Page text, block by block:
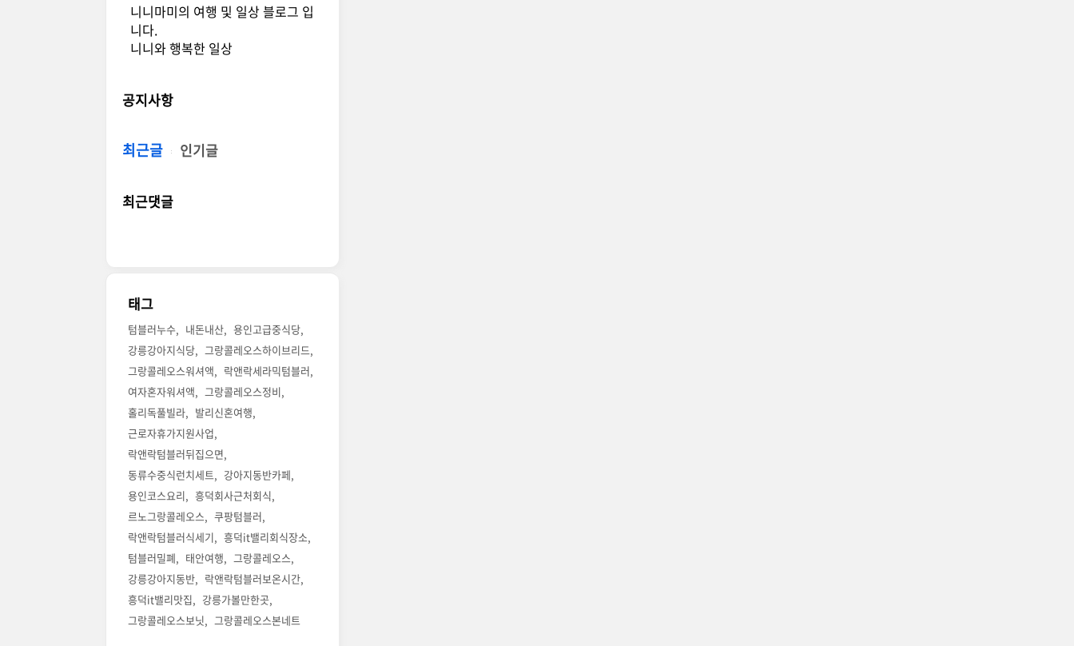
니니마미의 여행 및 일상 블로그 입
니다.
니니와 행복한 일상
공지사항
최근글 인기글
최근댓글
태그
텀블러누수 내돈내산
용인고급중식당
강릉강아지식당
그랑콜레오스하이브리드
그랑콜레오스워셔액
락앤락세라믹텀블러
여자혼자워셔액
그랑콜레오스정비
홀리독풀빌라
발리신혼여행
근로자휴가지원사업
락앤락텀블러뒤집으면
동류수중식런치세트
강아지동반카페
용인코스요리
흥덕회사근처회식
르노그랑콜레오스
쿠팡텀블러
락앤락텀블러식세기
흥덕it밸리회식장소
텀블러밀폐
태안여행
그랑콜레오스
강릉강아지동반
락앤락텀블러보온시간
흥덕it밸리맛집
강릉가볼만한곳
그랑콜레오스보닛
그랑콜레오스본네트